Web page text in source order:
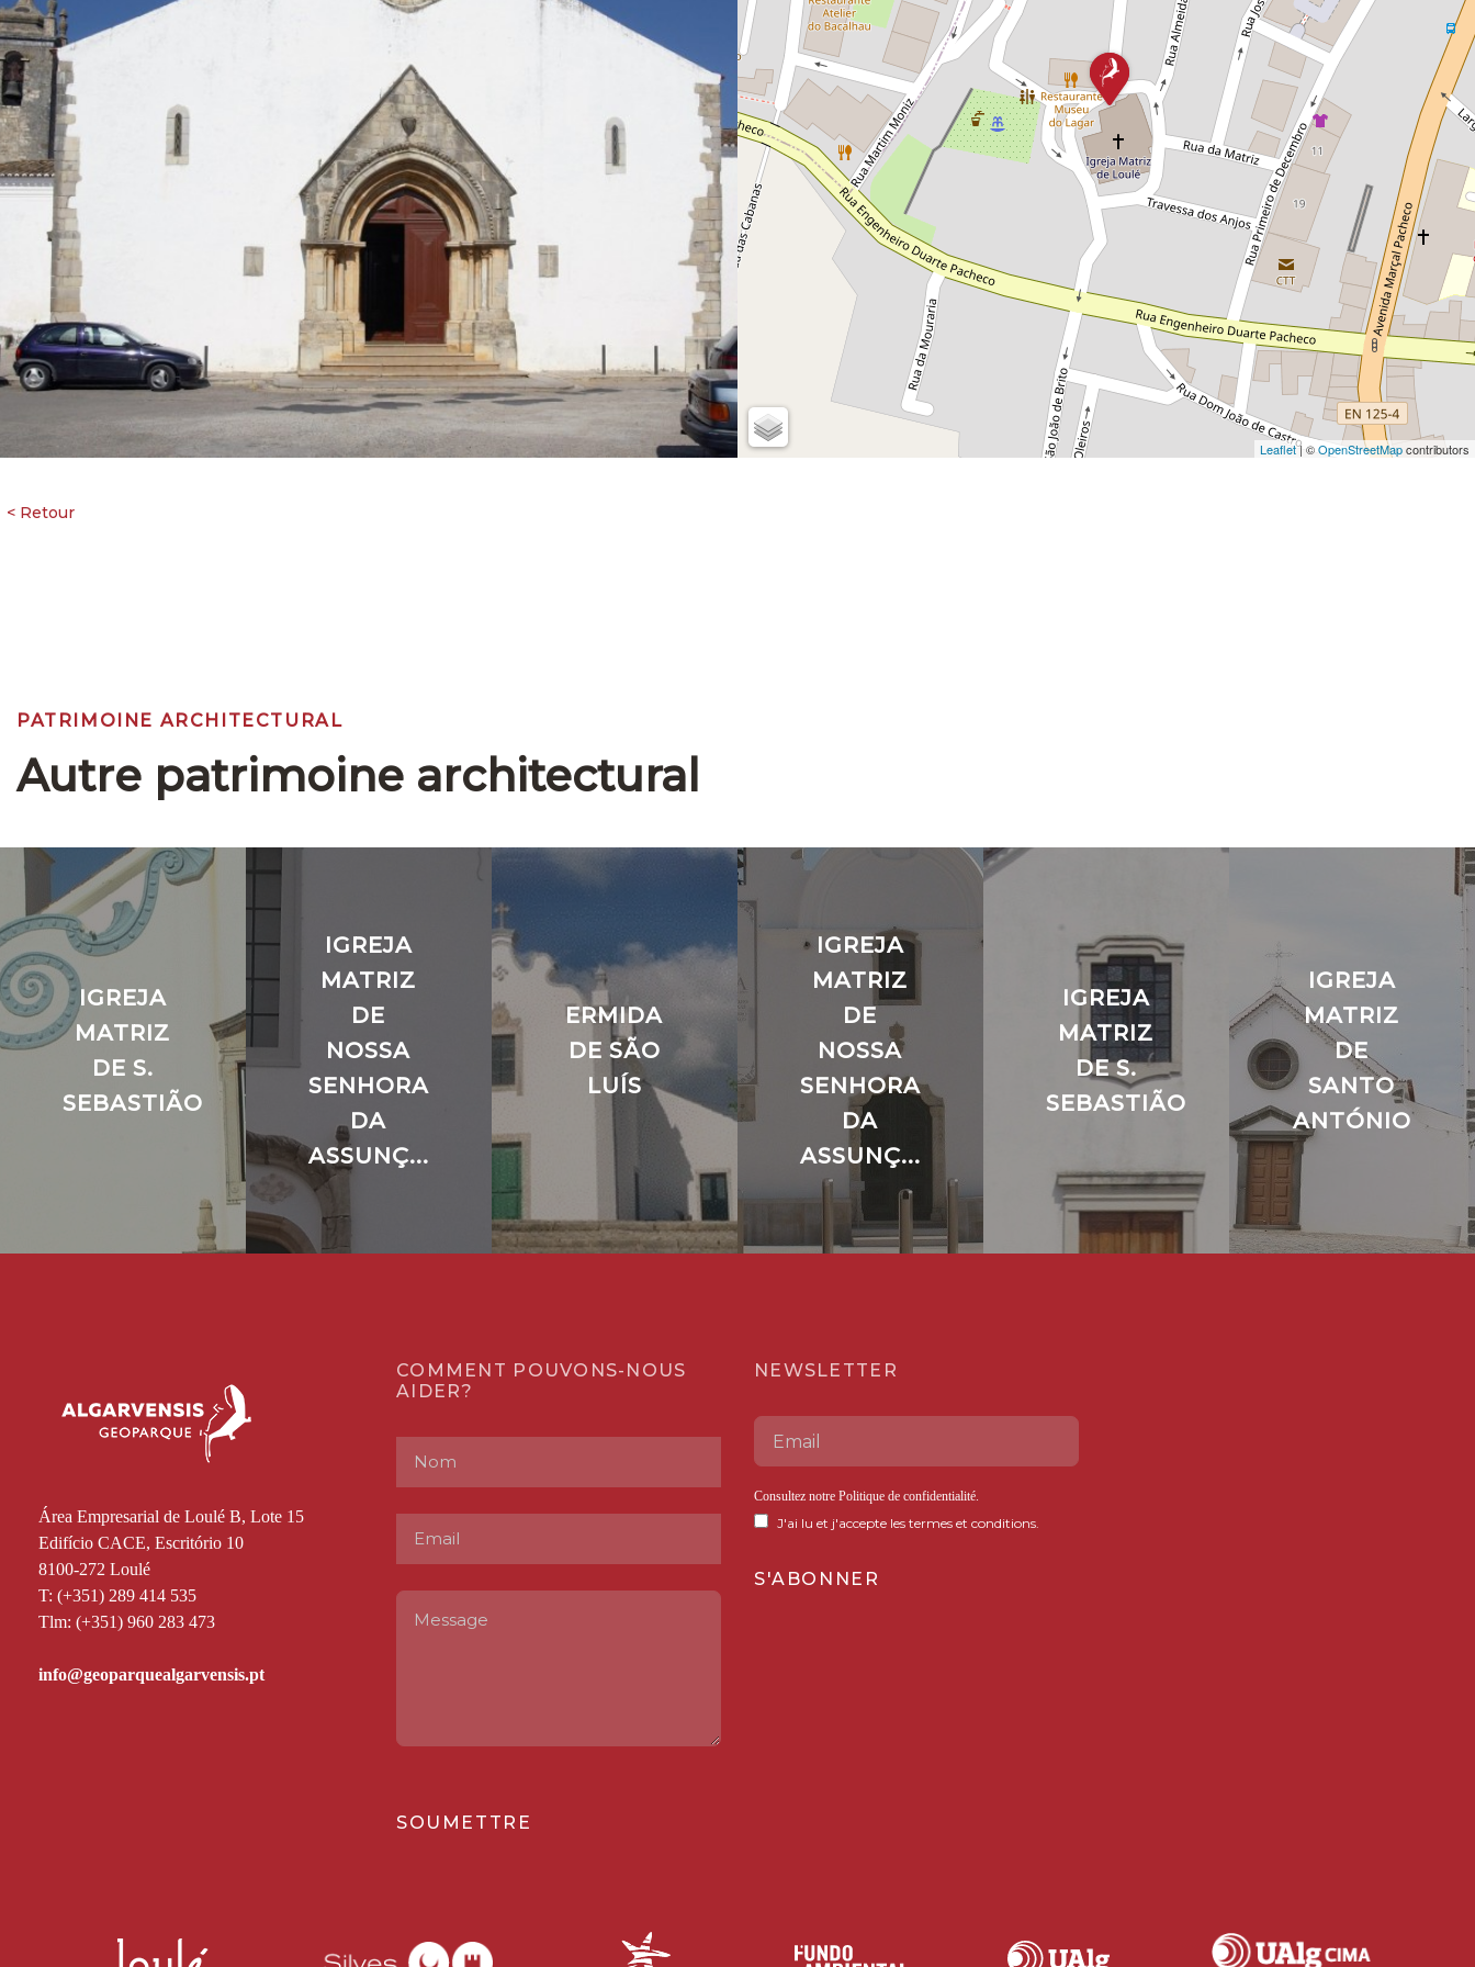
Leaflet| ©OpenStreetMapcontributors
PATRIMOINE ARCHITECTURAL
Autre patrimoine architectural
IGREJA
MATRIZ
DE S.
SEBASTIÃO
IGREJA
MATRIZ
DE
NOSSA
SENHORA
DA
ASSUNÇ...
ERMIDA
DE SÃO
LUÍS
IGREJA
MATRIZ
DE
NOSSA
SENHORA
DA
ASSUNÇ...
IGREJA
MATRIZ
DE S.
SEBASTIÃO
IGREJA
MATRIZ
DE
SANTO
ANTÓNIO
Área Empresarial de Loulé B, Lote 15
Edifício CACE, Escritório 10
8100-272 Loulé
T: (+351) 289 414 535
Tlm: (+351) 960 283 473
COMMENT POUVONS-NOUS
AIDER?
SOUMETTRE
NEWSLETTER
Consultez notre Politique de confidentialité.
J'ai lu et j'accepte les termes et conditions.